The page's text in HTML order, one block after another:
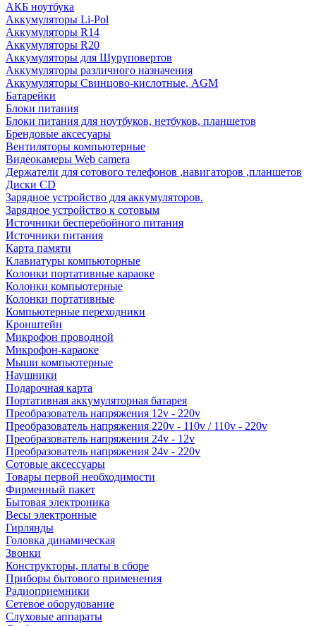
АКБ ноутбука
Аккумуляторы Li-Pol
Аккумуляторы R14
Аккумуляторы R20
Аккумуляторы для Шуруповертов
Аккумуляторы различного назначения
Аккумуляторы Свинцово-кислотные, AGM
Батарейки
Блоки питания
Блоки питания для ноутбуков, нетбуков, планшетов
Брендовые аксесуары
Вентиляторы компьютерные
Видеокамеры Web camera
Держатели для сотового телефонов ,навигаторов ,планшетов
Диски CD
Зарядное устройство для аккумуляторов.
Зарядное устройство к сотовым
Источники бесперебойного питания
Источники питания
Карта памяти
Клавиатуры компьюторные
Колонки портативные караоке
Колонки компьютерные
Колонки портативные
Компьютерные переходники
Кронштейн
Микрофон проводной
Микрофон-караоке
Мыши компьютерные
Наушники
Подарочная карта
Портативная аккумуляторная батарея
Преобразователь напряжения 12v - 220v
Преобразователь напряжения 220v - 110v / 110v - 220v
Преобразователь напряжения 24v - 12v
Преобразователь напряжения 24v - 220v
Сотовые аксессуары
Товары первой необходимости
Фирменный пакет
Бытовая электроника
Весы электронные
Гирлянды
Головка динамическая
Звонки
Конструкторы, платы в сборе
Приборы бытового применения
Радиоприемники
Сетевое оборудование
Слуховые аппараты